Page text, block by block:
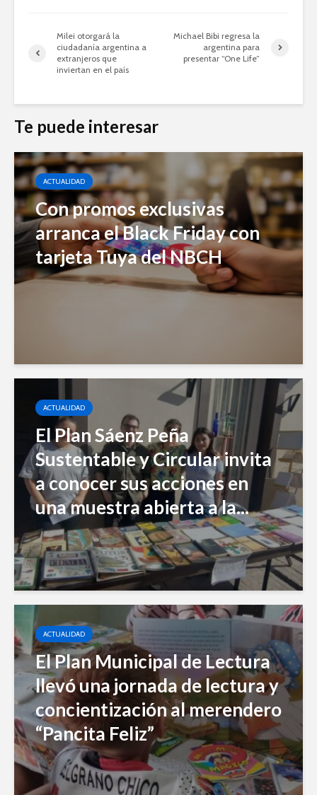
Milei otorgará la
ciudadanía argentina a
extranjeros que
inviertan en el país
Michael Bibi regresa la
argentina para
presentar “One Life”
Te puede interesar
ACTUALIDAD
Con promos exclusivas
arranca el Black Friday con
tarjeta Tuya del NBCH
ACTUALIDAD
El Plan Sáenz Peña
Sustentable y Circular invita
a conocer sus acciones en
una muestra abierta a la...
ACTUALIDAD
El Plan Municipal de Lectura
llevó una jornada de lectura y
concientización al merendero
“Pancita Feliz”